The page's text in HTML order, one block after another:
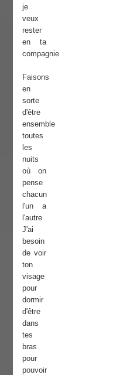
je
veux
rester
en ta
compagnie
Faisons
en
sorte
d'être
ensemble
toutes
les
nuits
où on
pense
chacun
l'un a
l'autre
J'ai
besoin
de voir
ton
visage
pour
dormir
d'être
dans
tes
bras
pour
pouvoir